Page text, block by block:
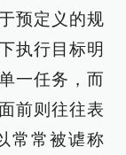
预定义的规
执行目标明
一任务，而
前则往往表
常常被谑称